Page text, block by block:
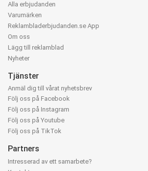
Alla erbjudanden
Varumärken
Reklambladerbjudanden.se App
Om oss
Lägg till reklamblad
Nyheter
Tjänster
Anmäl dig till vårat nyhetsbrev
Följ oss på Facebook
Följ oss på Instagram
Följ oss på Youtube
Följ oss på TikTok
Partners
Intresserad av ett samarbete?